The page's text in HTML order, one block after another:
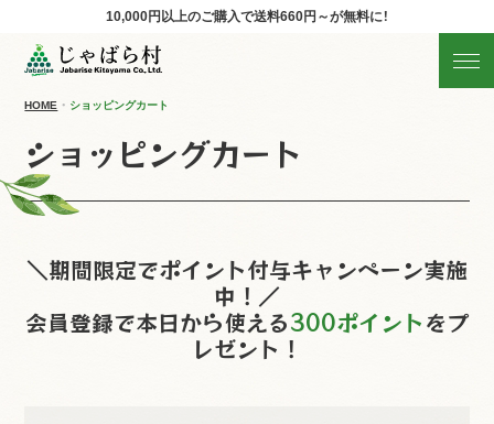
10,000円以上のご購入で送料660円～が無料に！
HOME ショッピングカート
ショッピングカート
＼期間限定でポイント付与キャンペーン実施
中！／
会員登録で本日から使える300ポイントをプ
レゼント！
じゃばらの商品を探す
産地直送!旬の商品
商品の分類から探す
ギフト
すべての商品を見る